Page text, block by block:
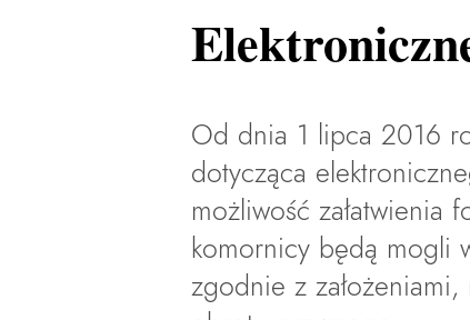
Od dnia 1 lipca 2016
dotycząca
możliwość załatwienia
komornicy będą mogli
zgodnie z